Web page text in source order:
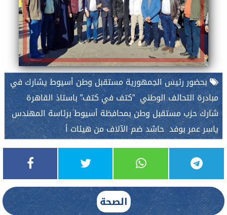
بحضور رئيس الجمهورية مستقبل وطن أسيوط يشارك في
مبادرة التحالف الوطني ”كتف في كتف” باستاذ القاهرة
شارك حزب مستقبل وطن بمحافظة أسيوط برئاسة المهندس
ياسر عمر بوفد حاشد ضم الآلاف من هيئات أ
الصحة